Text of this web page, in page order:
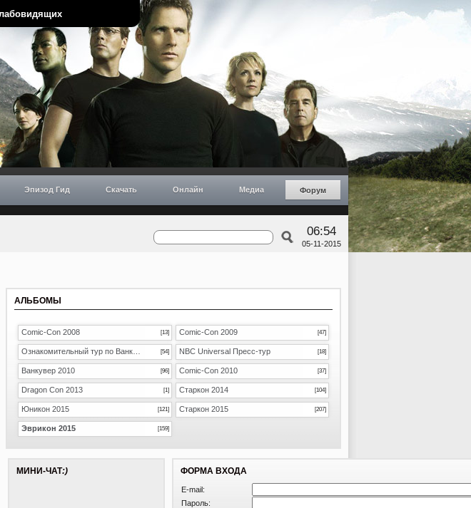
Эпизод Гид Скачать Онлайн Медиа Форум
06:54
05-11-2015
АЛЬБОМЫ
Comic-Con 2008 [13] Comic-Con 2009 [47]
[54] NBC Universal Пресс-тур [18]
Ванкувер 2010 [96] Comic-Con 2010 [37]
Dragon Con 2013 [1] Старкон 2014 [104]
Юникон 2015 [121] Старкон 2015 [207]
Эврикон 2015 [159]
МИНИ-ЧАТ:) ФОРМА ВХОДА
E-mail:
Пароль: